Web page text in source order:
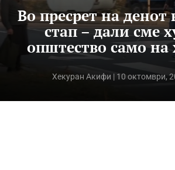
Во пресрет на денот
стап – дали сме
општество само на
Хекуран Акифи | 10 октомври,